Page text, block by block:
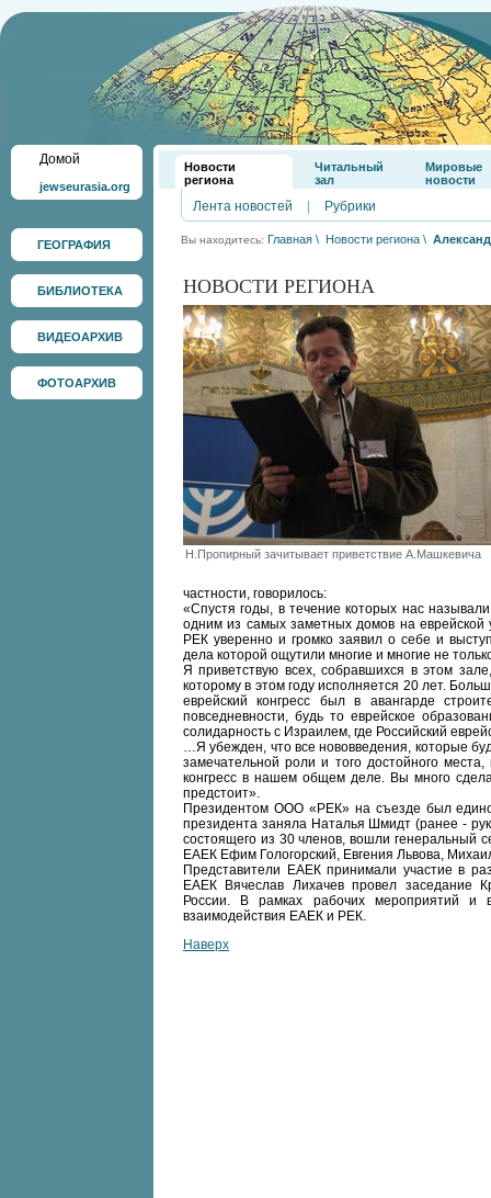
Домой
jewseurasia.org
ГЕОГРАФИЯ
БИБЛИОТЕКА
ВИДЕОАРХИВ
ФОТОАРХИВ
Новости
региона
Читальный
зал
Мировые
новости
Лента новостей Рубрики
Вы находитесь: Главная \ Новости региона \
НОВОСТИ РЕГИОНА
Н.Пропирный зачитывает приветствие А.Машкевича
частности, говорилось:
«Спустя годы, в течение которых нас
одним из самых заметных домов на еврейской
РЕК уверенно и громко заявил о себе и
дела которой ощутили многие и многие не
Я приветствую всех, собравшихся в этом
которому в этом году исполняется 20 лет.
еврейский конгресс был в авангарде
повседневности, будь то еврейское
солидарность с Израилем, где Российский
…Я убежден, что все нововведения, которые
замечательной роли и того достойного
конгресс в нашем общем деле. Вы много
предстоит».
Президентом ООО «РЕК» на съезде был
президента заняла Наталья Шмидт (ранее -
состоящего из 30 членов, вошли генеральный
ЕАЕК Ефим Гологорский, Евгения Львова,
Представители ЕАЕК принимали участие в
ЕАЕК Вячеслав Лихачев провел заседание
России. В рамках рабочих мероприятий и
взаимодействия ЕАЕК и РЕК.
Наверх